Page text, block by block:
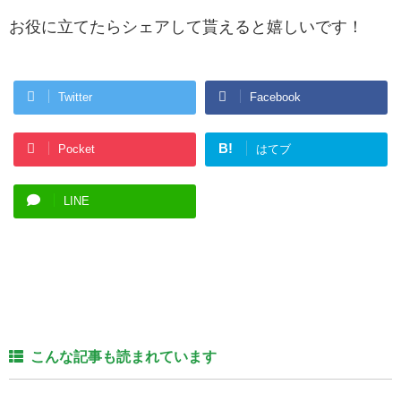
お役に立てたらシェアして貰えると嬉しいです！
Twitter Facebook
Pocket B! はてブ
LINE
こんな記事も読まれています